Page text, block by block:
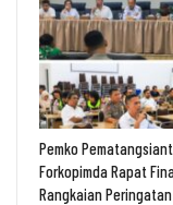
Pemko
Forkopimda Rapat
Rangkaian Peringatan